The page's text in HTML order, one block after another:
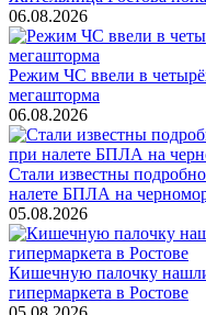
06.08.2026
Режим ЧС ввели в
мегашторма
06.08.2026
Стали известны
налете БПЛА на
05.08.2026
Кишечную палочку
гипермаркета в Ростове